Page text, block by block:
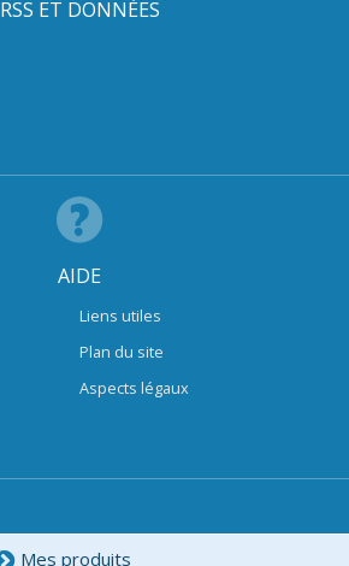
RSS ET DONNÉES
AIDE
Liens utiles
Plan du site
Aspects légaux
Mes produits